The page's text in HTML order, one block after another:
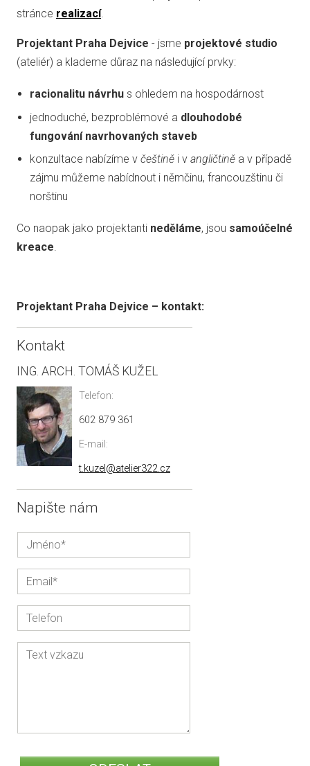
stránce realizací.
Projektant Praha Dejvice - jsme projektové studio
(ateliér) a klademe důraz na následující prvky:
racionalitu návrhu s ohledem na hospodárnost
jednoduché, bezproblémové a dlouhodobé
fungování navrhovaných staveb
konzultace nabízíme včeštině i vangličtině a v případě
zájmu můžeme nabídnout i němčinu, francouzštinu či
norštinu
Co naopak jako projektanti neděláme, jsou samoúčelné
kreace.
Projektant Praha Dejvice – kontakt:
Kontakt
ING. ARCH. TOMÁŠ KUŽEL
Telefon:
602 879 361
E-mail:
t.kuzel@atelier322.cz
Napište nám